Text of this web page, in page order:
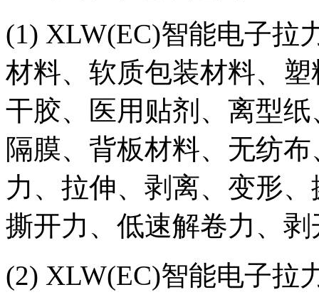
(1) XLW(EC)智能电子拉
材料、软质包装材料、
干胶、医用贴剂、离型
隔膜、背板材料、无纺
力、拉伸、剥离、变形
撕开力、低速解卷力、
(2) XLW(EC)智能电子拉